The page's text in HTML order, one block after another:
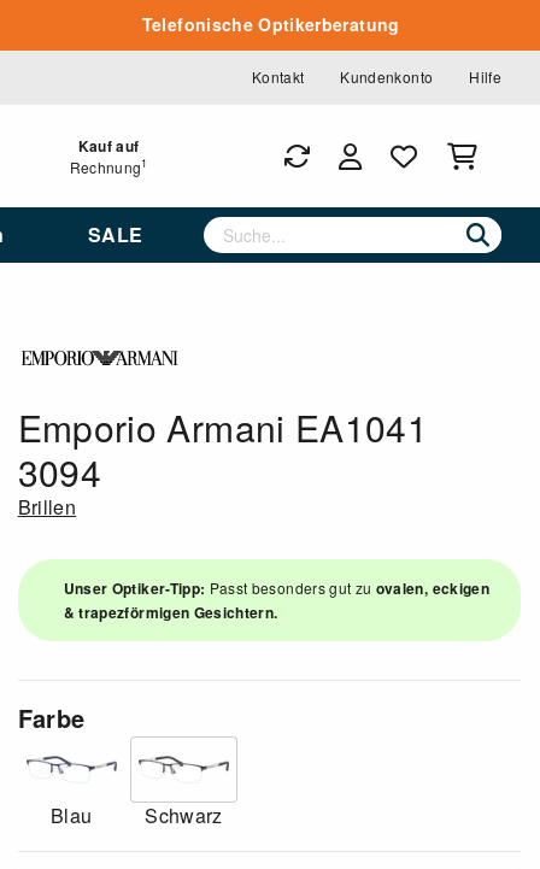
Telefonische Optikerberatung
Kontakt Kundenkonto Hilfe
Kauf auf
Rechnung1
SALE
Emporio Armani EA1041
3094
Brillen
Unser Optiker-Tipp: Passt besonders gut zu ovalen, eckigen
& trapezförmigen Gesichtern.
Farbe
Blau Schwarz